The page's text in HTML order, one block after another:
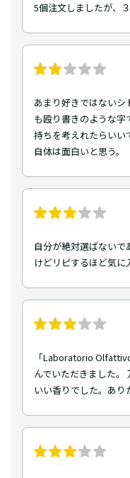
5個注文しましたが、
あまり好きではない
も殴り書きのような
持ちを考えれたらい
自体は面白いと思う。
自分が絶対選ばない
けどリピするほど気に
「Laboratorio
んでいただきました。
いい香りでした。あり